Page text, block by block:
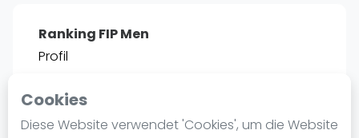
Cookies
Diese Website verwendet 'Cookies', um die Website
Frauen
FIP Männer
Blog
Ranking FIP Men
Profil
POSITIE
#